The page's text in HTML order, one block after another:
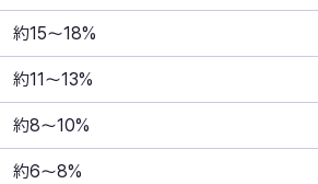
約15〜18%
約11〜13%
約8〜10%
約6〜8%